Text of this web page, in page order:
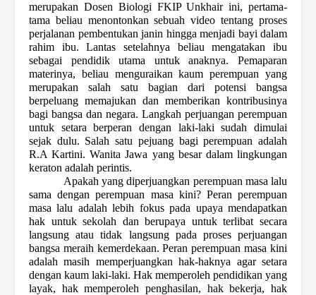
merupakan Dosen Biologi FKIP Unkhair ini, pertama-
tama beliau menontonkan sebuah video tentang proses
perjalanan pembentukan janin hingga menjadi bayi dalam
rahim ibu. Lantas setelahnya beliau mengatakan ibu
sebagai pendidik utama untuk anaknya. Pemaparan
materinya, beliau menguraikan kaum perempuan yang
merupakan salah satu bagian dari potensi bangsa
berpeluang memajukan dan memberikan kontribusinya
bagi bangsa dan negara. Langkah perjuangan perempuan
untuk setara berperan dengan laki-laki sudah dimulai
sejak dulu. Salah satu pejuang bagi perempuan adalah
R.A Kartini. Wanita Jawa yang besar dalam lingkungan
keraton adalah perintis.
Apakah yang diperjuangkan perempuan masa lalu
sama dengan perempuan masa kini? Peran perempuan
masa lalu adalah lebih fokus pada upayamendapatkan
hak untuk sekolah dan berupaya untuk terlibat secara
langsung atau tidak langsung pada proses perjuangan
bangsa meraih kemerdekaan. Peran perempuan masa kini
adalah masih memperjuangkan hak-haknya agar setara
dengan kaum laki-laki. Hak memperoleh pendidikan yang
layak, hak memperoleh penghasilan, hak bekerja, hak